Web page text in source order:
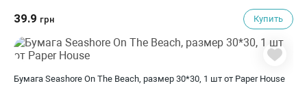
39.9 грн Купить
Бумага Seashore On The Beach, размер 30*30, 1 шт от Paper House